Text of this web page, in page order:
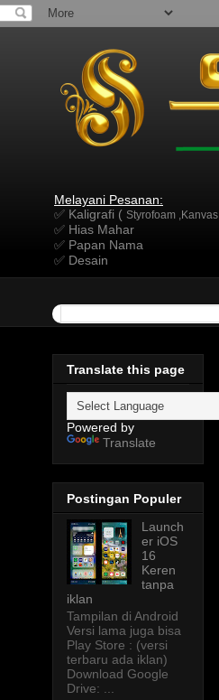
Melayani Pesanan:
✅ Kaligrafi ( Styrofoam
✅ Hias Mahar
✅ Papan Nama
✅ Desain
Translate this page
Powered by
Translate
Postingan Populer
Launch
er iOS
16
Keren
tanpa
iklan
Tampilan di Android
Versi lama juga bisa
Play Store : (versi
terbaru ada iklan)
Download Google
Drive: ...